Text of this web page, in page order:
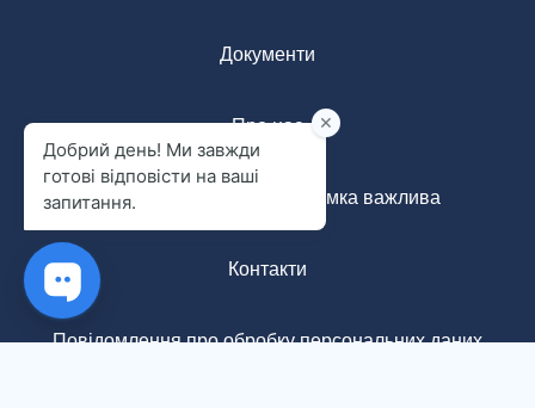
Документи
Про нас
Анонімна форма: ваша думка важлива
Контакти
Повідомлення про обробку персональних даних